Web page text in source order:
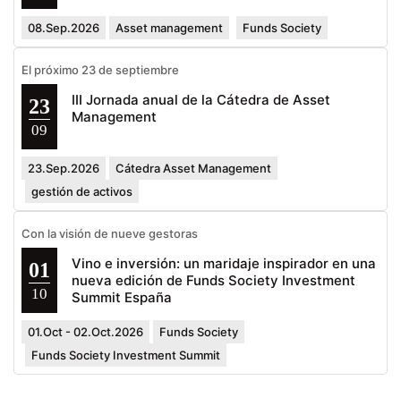
08.Sep.2026 Asset management Funds Society
El próximo 23 de septiembre
23
09
III Jornada anual de la Cátedra de Asset
Management
23.Sep.2026
Cátedra Asset Management
gestión de activos
Con la visión de nueve gestoras
01
10
Vino e inversión: un maridaje inspirador en una
nueva edición de Funds Society Investment
Summit España
01.Oct - 02.Oct.2026
Funds Society
Funds Society Investment Summit